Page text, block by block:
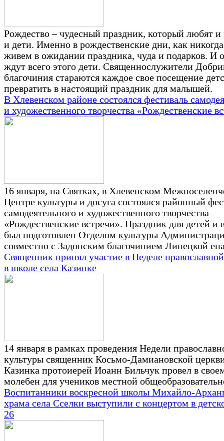
Рождество – чудесный праздник, который любят и
и дети. Именно в рождественские дни, как
живем в ожидании праздника, чуда и подарков. И
ждут всего этого дети. Священнослужители
благочиния стараются каждое свое посещение
превратить в настоящий праздник для малышей.
В Хлевенском районе состоялся фестиваль
и художественного творчества «Рождественские
16 января, на Святках, в Хлевенском
Центре культуры и досуга состоялся районный
самодеятельного и художественного творчества
«Рождественские встречи». Праздник для детей и
был подготовлен Отделом культуры
совместно с Задонским благочинием Липецкой
Священник принял участие в Неделе
в школе села Казинке
14 января в рамках проведения Недели
культуры священник Косьмо-Дамиановской
Казинка протоиерей Иоанн Бильчук провел в
молебен для учеников местной
Воспитанники воскресной школы Михайло-
храма села Сселки выступили с концертом в
26